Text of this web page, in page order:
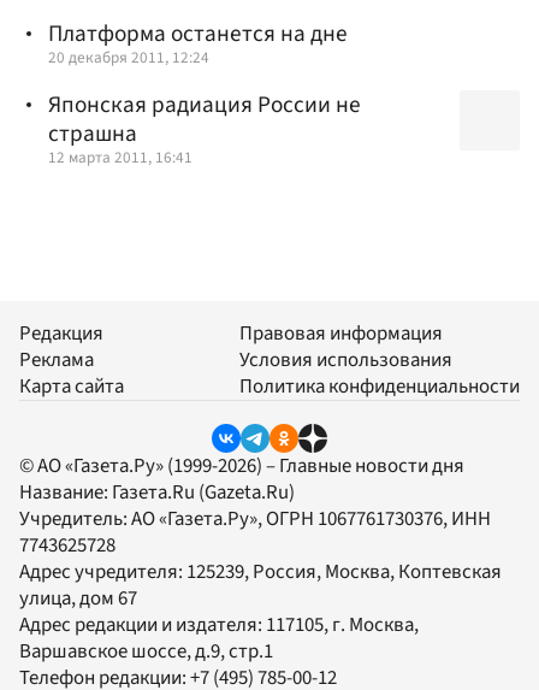
Платформа останется на дне
20 декабря 2011, 12:24
Японская радиация России не
страшна
12 марта 2011, 16:41
Редакция
Реклама
Карта сайта
Правовая информация
Условия использования
Политика конфиденциальности
© АО «Газета.Ру» (1999-2026) – Главные новости дня
Название: Газета.Ru (Gazeta.Ru)
Учредитель:АО «Газета.Ру», ОГРН 1067761730376, ИНН
7743625728
Адрес учредителя: 125239, Россия, Москва, Коптевская
улица, дом 67
Адрес редакции и издателя: 117105, г. Москва,
Варшавское шоссе, д.9, стр.1
Телефон редакции:+7 (495) 785-00-12